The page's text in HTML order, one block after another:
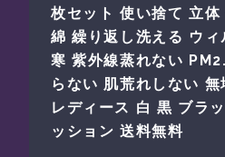
枚セット 使い捨て 立
綿 繰り返し洗える ウ
寒 紫外線蒸れない
らない 肌荒れしない
レディース 白 黒 ブラ
ッション 送料無料